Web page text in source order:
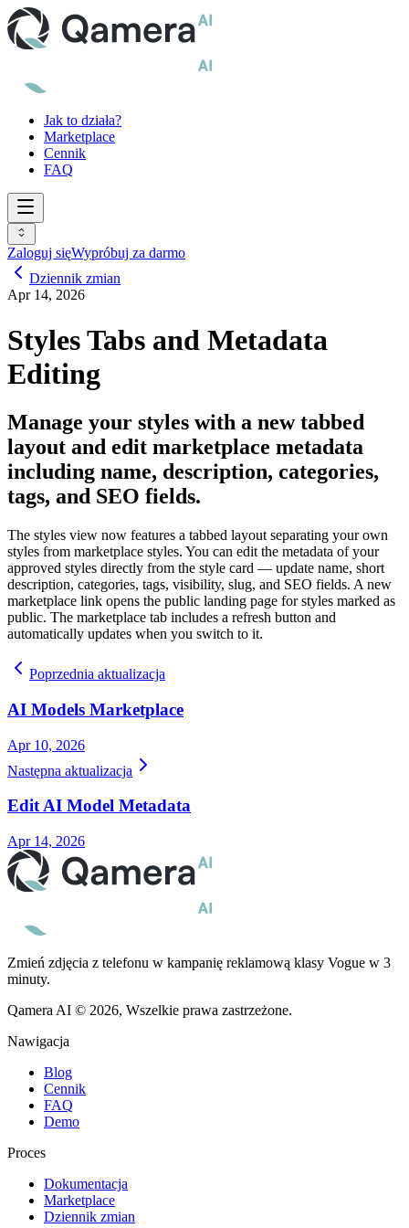
Jak to działa?
Marketplace
Cennik
FAQ
Zaloguj sięWypróbuj za darmo
Dziennik zmian
Apr 14, 2026
Styles Tabs and Metadata
Editing
Manage your styles with a new tabbed
layout and edit marketplace metadata
including name, description, categories,
tags, and SEO fields.
The styles view now features a tabbed layout separating your own
styles from marketplace styles. You can edit the metadata of your
approved styles directly from the style card — update name, short
description, categories, tags, visibility, slug, and SEO fields. A new
marketplace link opens the public landing page for styles marked as
public. The marketplace tab includes a refresh button and
automatically updates when you switch to it.
Poprzednia aktualizacja
AI Models Marketplace
Apr 10, 2026
Następna aktualizacja
Edit AI Model Metadata
Apr 14, 2026
Zmień zdjęcia z telefonu w kampanię reklamową klasy Vogue w 3
minuty.
Qamera AI © 2026, Wszelkie prawa zastrzeżone.
Nawigacja
Blog
Cennik
FAQ
Demo
Proces
Dokumentacja
Marketplace
Dziennik zmian